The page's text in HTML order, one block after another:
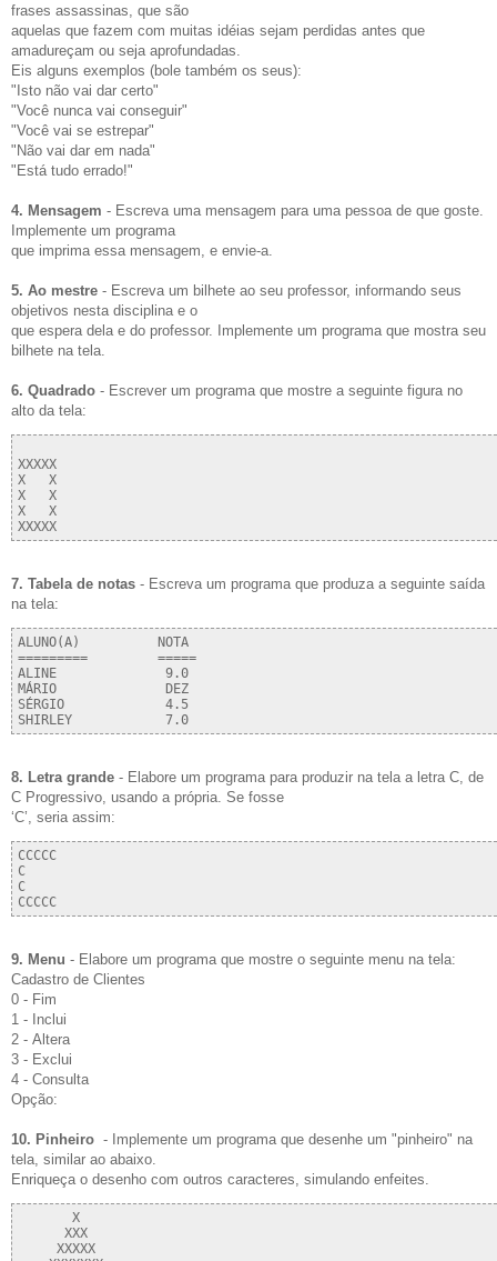
frases assassinas, que são
aquelas que fazem com muitas idéias sejam perdidas antes que
amadureçam ou seja aprofundadas.
Eis alguns exemplos (bole também os seus):
"Isto não vai dar certo"
"Você nunca vai conseguir"
"Você vai se estrepar"
"Não vai dar em nada"
"Está tudo errado!"
4. Mensagem - Escreva uma mensagem para uma pessoa de que goste.
Implemente um programa
que imprima essa mensagem, e envie-a.
5. Ao mestre - Escreva um bilhete ao seu professor, informando seus
objetivos nesta disciplina e o
que espera dela e do professor. Implemente um programa que mostra seu
bilhete na tela.
6. Quadrado - Escrever um programa que mostre a seguinte figura no
alto da tela:
XXXXX
X   X
X   X
X   X
7. Tabela de notas - Escreva um programa que produza a seguinte saída
na tela:
ALUNO(A)          NOTA
=========         =====
ALINE              9.0
MÁRIO              DEZ
SÉRGIO             4.5
8. Letra grande - Elabore um programa para produzir na tela a letra C, de
C Progressivo, usando a própria. Se fosse
‘C’, seria assim:
CCCCC
C
C
9. Menu - Elabore um programa que mostre o seguinte menu na tela:
Cadastro de Clientes
0 - Fim
1 - Inclui
2 - Altera
3 - Exclui
4 - Consulta
Opção:
10. Pinheiro - Implemente um programa que desenhe um "pinheiro" na
tela, similar ao abaixo.
Enriqueça o desenho com outros caracteres, simulando enfeites.
       X
      XXX
     XXXXX